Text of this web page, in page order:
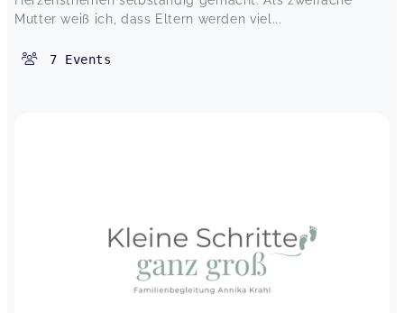
Mutter weiß ich, dass Eltern werden viel...
7 Events